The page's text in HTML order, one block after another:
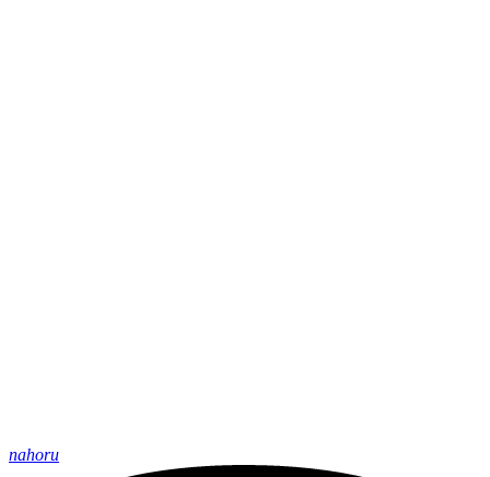
nahoru